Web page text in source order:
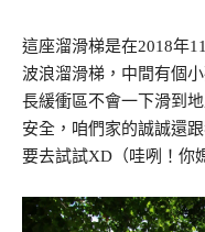
這座溜滑梯是在2018年
波浪溜滑梯，中間有個
長緩衝區不會一下滑到
安全，咱們家的誠誠還
要去試試XD（哇咧！你